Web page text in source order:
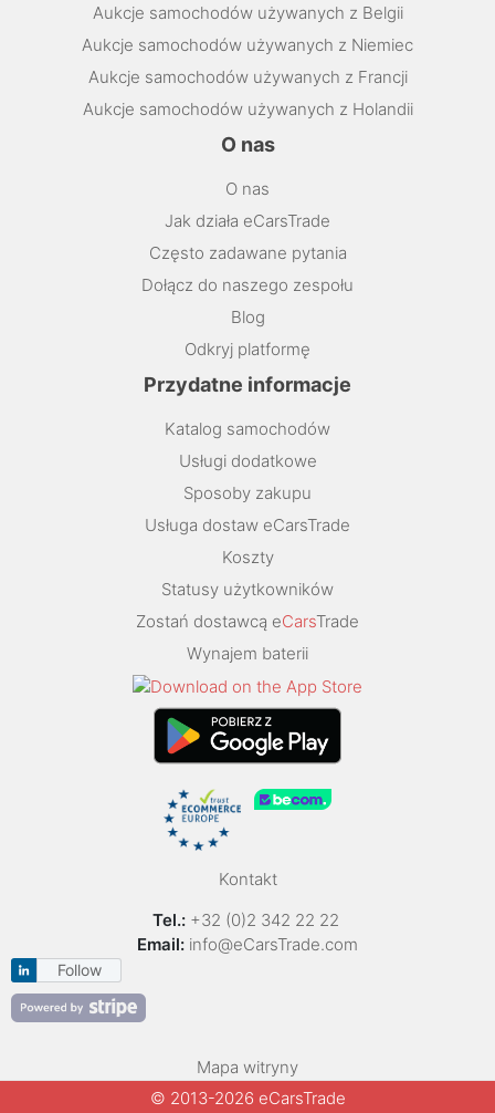
Aukcje samochodów używanych z Belgii
Aukcje samochodów używanych z Niemiec
Aukcje samochodów używanych z Francji
Aukcje samochodów używanych z Holandii
O nas
O nas
Jak działa eCarsTrade
Często zadawane pytania
Dołącz do naszego zespołu
Blog
Odkryj platformę
Przydatne informacje
Katalog samochodów
Usługi dodatkowe
Sposoby zakupu
Usługa dostaw eCarsTrade
Koszty
Statusy użytkowników
Zostań dostawcą eCarsTrade
Wynajem baterii
Kontakt
Tel.: +32 (0)2 342 22 22
Email: info@eCarsTrade.com
Follow
Mapa witryny
© 2013-2026 eCarsTrade